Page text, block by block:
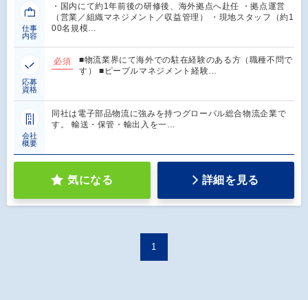
仕事
内容
・国内にて約1年前後の研修後、海外拠点へ赴任 ・拠点運営
（営業／組織マネジメント／収益管理） ・現地スタッフ（約1
00名規模…
応募
資格
必須
■物流業界にて海外での駐在経験のある⽅（職種不問で
す） ■ピープルマネジメント経験…
会社
概要
同社は電子部品物流に強みを持つグローバル総合物流企業で
す。 輸送・保管・輸出入を一…
気になる 詳細を見る
1